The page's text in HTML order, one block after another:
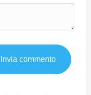
Invia commento